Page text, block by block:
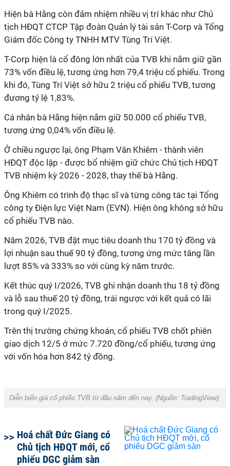
Hiện bà Hằng còn đảm nhiệm nhiều vị trí khác như Chủ
tịch HĐQT CTCP Tập đoàn Quản lý tài sản T-Corp và Tổng
Giám đốc Công ty TNHH MTV Tùng Trí Việt.
T-Corp hiện là cổ đông lớn nhất của TVB khi nắm giữ gần
73% vốn điều lệ, tương ứng hơn 79,4 triệu cổ phiếu. Trong
khi đó, Tùng Trí Việt sở hữu 2 triệu cổ phiếu TVB, tương
đương tỷ lệ 1,83%.
Cá nhân bà Hằng hiện nắm giữ 50.000 cổ phiếu TVB,
tương ứng 0,04% vốn điều lệ.
Ở chiều ngược lại, ông Phạm Văn Khiêm - thành viên
HĐQT độc lập - được bổ nhiệm giữ chức Chủ tịch HĐQT
TVB nhiệm kỳ 2026 - 2028, thay thế bà Hằng.
Ông Khiêm có trình độ thạc sĩ và từng công tác tại Tổng
công ty Điện lực Việt Nam (EVN). Hiện ông không sở hữu
cổ phiếu TVB nào.
Năm 2026, TVB đặt mục tiêu doanh thu 170 tỷ đồng và
lợi nhuận sau thuế 90 tỷ đồng, tương ứng mức tăng lần
lượt 85% và 333% so với cùng kỳ năm trước.
Kết thúc quý I/2026, TVB ghi nhận doanh thu 18 tỷ đồng
và lỗ sau thuế 20 tỷ đồng, trái ngược với kết quả có lãi
trong quý I/2025.
Trên thị trường chứng khoán, cổ phiếu TVB chốt phiên
giao dịch 12/5 ở mức 7.720 đồng/cổ phiếu, tương ứng
với vốn hóa hơn 842 tỷ đồng.
Diễn biến giá cổ phiếu TVB từ đầu năm đến nay. (Nguồn: TradingView).
Hoá chất Đức Giang có
Chủ tịch HĐQT mới, cổ
phiếu DGC giảm sàn